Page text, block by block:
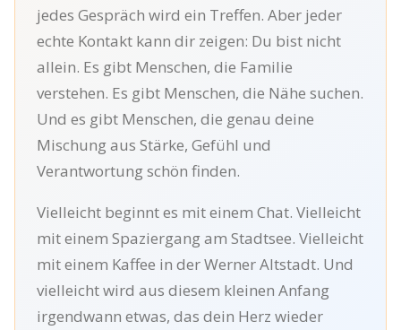
jedes Gespräch wird ein Treffen. Aber jeder
echte Kontakt kann dir zeigen: Du bist nicht
allein. Es gibt Menschen, die Familie
verstehen. Es gibt Menschen, die Nähe suchen.
Und es gibt Menschen, die genau deine
Mischung aus Stärke, Gefühl und
Verantwortung schön finden.
Vielleicht beginnt es mit einem Chat. Vielleicht
mit einem Spaziergang am Stadtsee. Vielleicht
mit einem Kaffee in der Werner Altstadt. Und
vielleicht wird aus diesem kleinen Anfang
irgendwann etwas, das dein Herz wieder